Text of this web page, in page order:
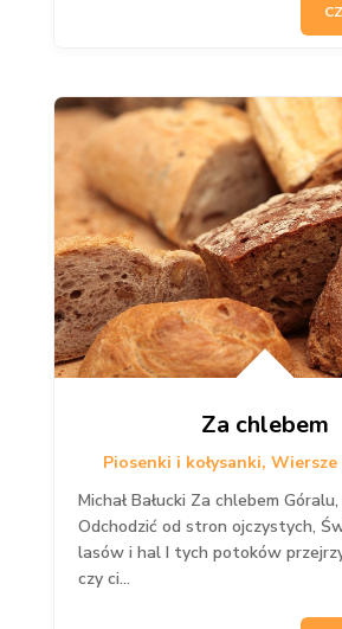
Za chlebem
Piosenki i kołysanki,
Michał Bałucki Za chlebem
Odchodzić od stron ojczystych,
lasów i hal I tych potoków
czy ci...